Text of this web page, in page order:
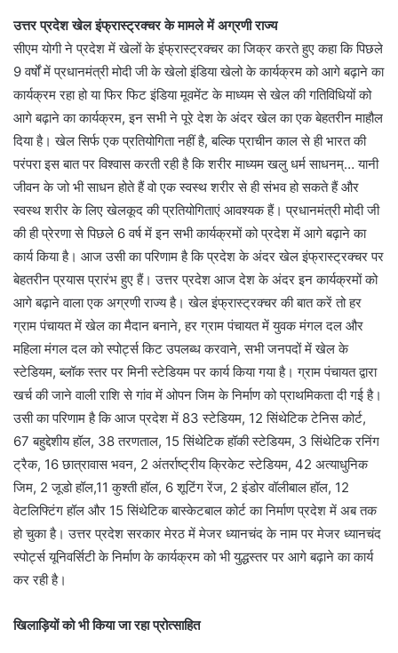
उत्तर प्रदेश खेल इंफ्रास्ट्रक्चर के मामले में अग्रणी राज्य
सीएम योगी ने प्रदेश में खेलों के इंफ्रास्ट्रक्चर का जिक्र करते हुए कहा कि पिछले
9 वर्षों में प्रधानमंत्री मोदी जी के खेलो इंडिया खेलो के कार्यक्रम को आगे बढ़ाने का
कार्यक्रम रहा हो या फिर फिट इंडिया मूवमेंट के माध्यम से खेल की गतिविधियों को
आगे बढ़ाने का कार्यक्रम, इन सभी ने पूरे देश के अंदर खेल का एक बेहतरीन माहौल
दिया है। खेल सिर्फ एक प्रतियोगिता नहीं है, बल्कि प्राचीन काल से ही भारत की
परंपरा इस बात पर विश्वास करती रही है कि शरीर माध्यम खलु धर्म साधनम्… यानी
जीवन के जो भी साधन होते हैं वो एक स्वस्थ शरीर से ही संभव हो सकते हैं और
स्वस्थ शरीर के लिए खेलकूद की प्रतियोगिताएं आवश्यक हैं। प्रधानमंत्री मोदी जी
की ही प्रेरणा से पिछले 6 वर्ष में इन सभी कार्यक्रमों को प्रदेश में आगे बढ़ाने का
कार्य किया है। आज उसी का परिणाम है कि प्रदेश के अंदर खेल इंफ्रास्ट्रक्चर पर
बेहतरीन प्रयास प्रारंभ हुए हैं। उत्तर प्रदेश आज देश के अंदर इन कार्यक्रमों को
आगे बढ़ाने वाला एक अग्रणी राज्य है। खेल इंफ्रास्ट्रक्चर की बात करें तो हर
ग्राम पंचायत में खेल का मैदान बनाने, हर ग्राम पंचायत में युवक मंगल दल और
महिला मंगल दल को स्पोर्ट्स किट उपलब्ध करवाने, सभी जनपदों में खेल के
स्टेडियम, ब्लॉक स्तर पर मिनी स्टेडियम पर कार्य किया गया है। ग्राम पंचायत द्वारा
खर्च की जाने वाली राशि से गांव में ओपन जिम के निर्माण को प्राथमिकता दी गई है।
उसी का परिणाम है कि आज प्रदेश में 83 स्टेडियम, 12 सिंथेटिक टेनिस कोर्ट,
67 बहुद्देशीय हॉल, 38 तरणताल, 15 सिंथेटिक हॉकी स्टेडियम, 3 सिंथेटिक रनिंग
ट्रैक, 16 छात्रावास भवन, 2 अंतर्राष्ट्रीय क्रिकेट स्टेडियम, 42 अत्याधुनिक
जिम, 2 जूडो हॉल,11 कुश्ती हॉल, 6 शूटिंग रेंज, 2 इंडोर वॉलीबाल हॉल, 12
वेटलिफ्टिंग हॉल और 15 सिंथेटिक बास्केटबाल कोर्ट का निर्माण प्रदेश में अब तक
हो चुका है। उत्तर प्रदेश सरकार मेरठ में मेजर ध्यानचंद के नाम पर मेजर ध्यानचंद
स्पोर्ट्स यूनिवर्सिटी के निर्माण के कार्यक्रम को भी युद्धस्तर पर आगे बढ़ाने का कार्य
कर रही है।
खिलाड़ियों को भी किया जा रहा प्रोत्साहित